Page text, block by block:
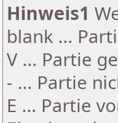
Hinweis1
blank ...
V ... Partie
- ... Partie
E ... Partie